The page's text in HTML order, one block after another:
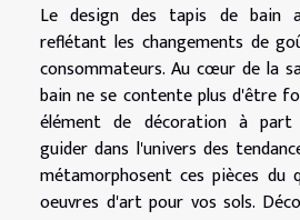
Le design des tapis de bain
reflétant les changements de
consommateurs. Au cœur de la
bain ne se contente plus d'être
élément de décoration à part
guider dans l'univers des
métamorphosent ces pièces du
oeuvres d'art pour vos sols.